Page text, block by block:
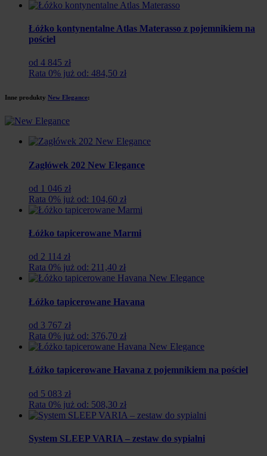
Łóżko kontynentalne Atlas Materasso z pojemnikiem na
pościel
od 4 845 zł
Rata 0% już od: 484,50 zł
Inne produkty New Elegance:
Zagłówek 202 New Elegance
od 1 046 zł
Rata 0% już od: 104,60 zł
Łóżko tapicerowane Marmi
od 2 114 zł
Rata 0% już od: 211,40 zł
Łóżko tapicerowane Havana
od 3 767 zł
Rata 0% już od: 376,70 zł
Łóżko tapicerowane Havana z pojemnikiem na pościel
od 5 083 zł
Rata 0% już od: 508,30 zł
System SLEEP VARIA – zestaw do sypialni